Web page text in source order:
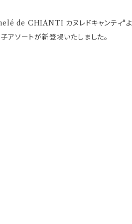
de CHIANTI カヌレドキャンティ"よ
アソートが新登場いたしました。